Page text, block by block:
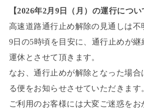
【2026年2月9日（月）の運行につい
高速道路通行止め解除の見通しは不
9日の5時頃を目安に、通行止めが
運休とさせて頂きます。
なお、通行止めが解除となった場合
る便をお知らせさせていただきます
ご利用のお客様には大変ご迷惑を